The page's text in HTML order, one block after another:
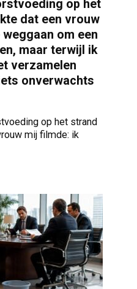
op het
dat een vrouw
om een
maar terwijl ik
verzamelen
onverwachts
op het strand
mij filmde: ik